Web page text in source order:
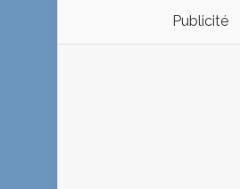
Publicité